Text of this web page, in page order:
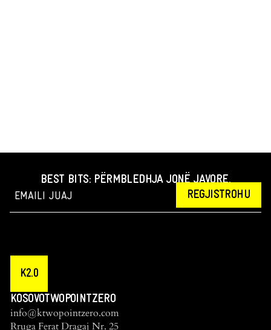
BEST BITS: PËRMBLEDHJA JONË JAVORE.
REGJISTROHU
K2.0
KOSOVOTWOPOINTZERO
info@ktwopointzero.com
Rruga Ferat Dragaj Nr. 25